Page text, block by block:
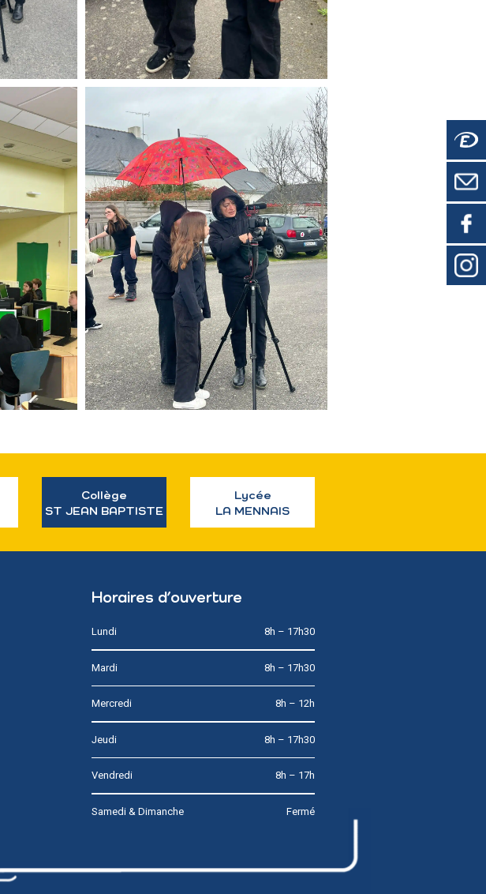
Collège
ST JEAN BAPTISTE
Lycée
LA MENNAIS
Horaires d’ouverture
Lundi 8h – 17h30
Mardi 8h – 17h30
Mercredi 8h – 12h
Jeudi 8h – 17h30
Vendredi 8h – 17h
Samedi & Dimanche Fermé